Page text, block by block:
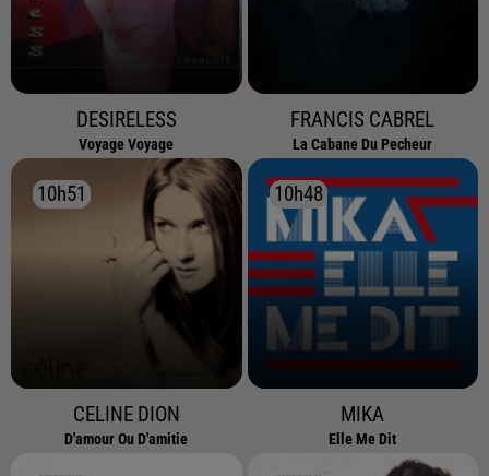
DESIRELESS
Voyage Voyage
FRANCIS CABREL
La Cabane Du Pecheur
10h51
10h51
CELINE DION
D'amour Ou D'amitie
10h48
10h48
MIKA
Elle Me Dit